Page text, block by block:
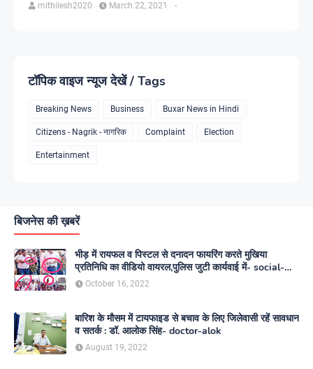
mithilesh2020 -
March 22, 2021
टॉपिक वाइज न्यूज देखें / Tags
Breaking News Business Buxar News in Hindi
Citizens - Nagrik - नागरिक Complaint Election
Entertainment
बिजनेस की ख़बरें
भीड़ में रायफल व पिस्टल से दनादन फायरिंग करते मुखिया
प्रतिनिधि का वीडियो वायरल,पुलिस जुटी कार्यवाई में- social-
media
October 16, 2022
बारिश के मौसम में टायफाइड से बचाव के लिए जिलेवासी रहें सावधान
व सतर्क : डॉ. आलोक सिंह- doctor-alok
August 19, 2022